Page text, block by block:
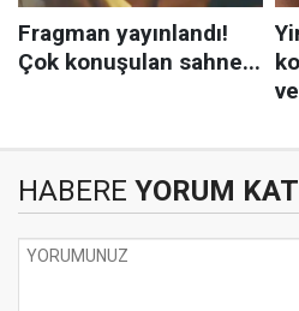
HABERE YORUM KAT